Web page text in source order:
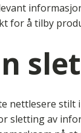
for å tilby
nettlesere stilt
sletting av